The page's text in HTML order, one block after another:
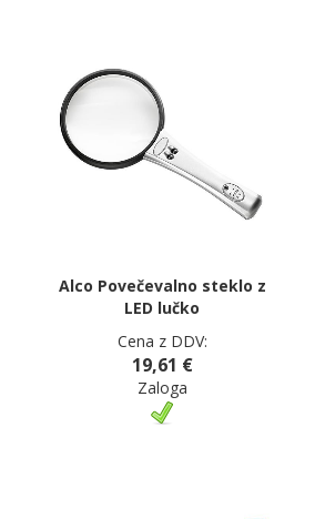
Alco Povečevalno steklo z
LED lučko
Cena z DDV:
19,61 €
Zaloga